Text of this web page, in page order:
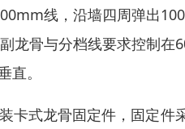
线，沿墙四周弹出
龙骨与分档线要求控制
。
卡式龙骨固定件，固定